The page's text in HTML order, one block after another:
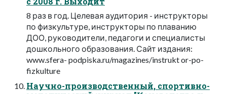
8 раз в год. Целевая аудитория - инструкторы
по физкультуре, инструкторы по плаванию
ДОО, руководители, педагоги и специалисты
дошкольного образования. Сайт издания:
www.sfera- podpiska.ru/magazines/instrukt or-po-
fizkulture
Научно-производственный, спортивно-